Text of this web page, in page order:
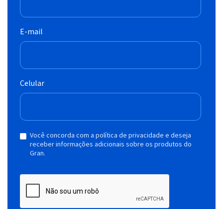
E-mail
Celular
Você concorda com a política de privacidade e deseja
receber informações adicionais sobre os produtos do
Gran.